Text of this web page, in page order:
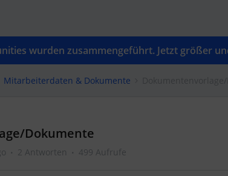
wurden zusammengeführt. Jetzt größer
Mitarbeiterdaten & Dokumente
Dokumente
2 Antworten 499 Aufrufe